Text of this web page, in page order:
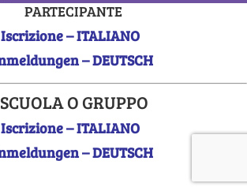
PARTECIPANTE
Iscrizione – ITALIANO
– DEUTSCH
SCUOLA O GRUPPO
Iscrizione – ITALIANO
– DEUTSCH